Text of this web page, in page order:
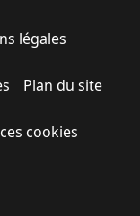
légales
Plan du site
cookies